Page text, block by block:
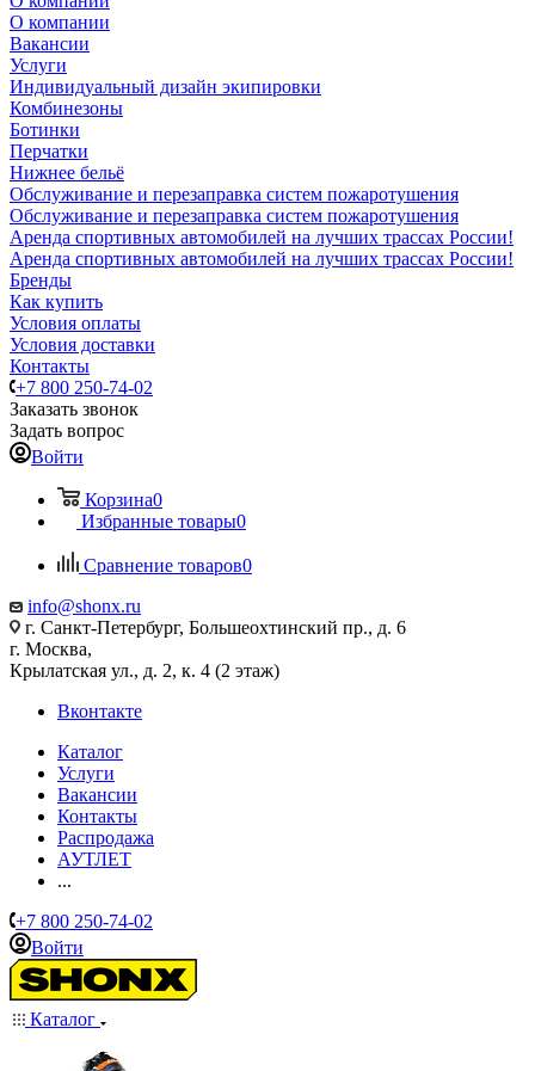
О компании
Вакансии
Услуги
Индивидуальный дизайн экипировки
Комбинезоны
Ботинки
Перчатки
Нижнее бельё
Обслуживание и перезаправка систем пожаротушения
Обслуживание и перезаправка систем пожаротушения
Аренда спортивных автомобилей на лучших трассах России!
Аренда спортивных автомобилей на лучших трассах России!
Бренды
Как купить
Условия оплаты
Условия доставки
Контакты
+7 800 250-74-02
Заказать звонок
Задать вопрос
Войти
Корзина0
Избранные товары0
Сравнение товаров0
info@shonx.ru
г. Санкт-Петербург, Большеохтинский пр., д. 6
г. Москва,
Крылатская ул., д. 2, к. 4 (2 этаж)
Вконтакте
Каталог
Услуги
Вакансии
Контакты
Распродажа
АУТЛЕТ
...
+7 800 250-74-02
Войти
Каталог